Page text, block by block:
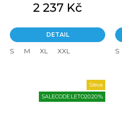
2 237 Kč
DETAIL
S M XL XXL S
Sleva
SALECODE:LETO20:20:%